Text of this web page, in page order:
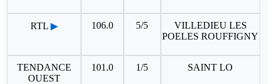
RTL ▶ 106.0 5/5
VILLEDIEU LES
POELES ROUFFIGNY
TENDANCE
OUEST
101.0 1/5 SAINT LO